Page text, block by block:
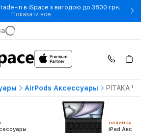
in в iSpace з вигодою до 3800 грн.
Показати все- Оновіть iPhone за Trade-in
AirPods Аксессуары PITAKA
НОВИНКА
iPad